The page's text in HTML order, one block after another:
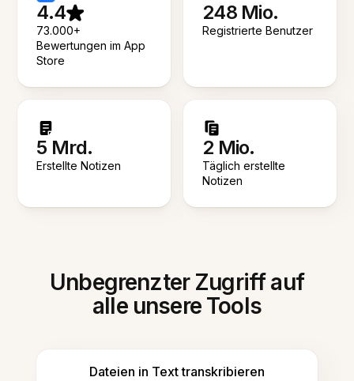
4.4
73.000+
Bewertungen im App
Store
248 Mio.
Registrierte Benutzer
5 Mrd.
Erstellte Notizen
2 Mio.
Täglich erstellte
Notizen
Unbegrenzter Zugriff auf
alle unsere Tools
Dateien in Text transkribieren